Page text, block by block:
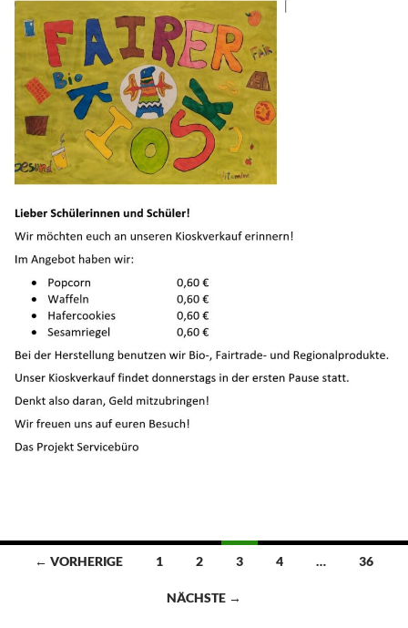
Beitragsnavigation
← VORHERIGE 1 2 3 4 … 36
NÄCHSTE →